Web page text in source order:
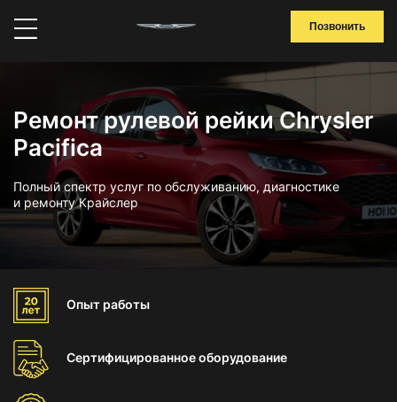
Позвонить
Ремонт рулевой рейки Chrysler
Pacifica
Полный спектр услуг по обслуживанию, диагностике
и ремонту Крайслер
Опыт работы
Сертифицированноеоборудование